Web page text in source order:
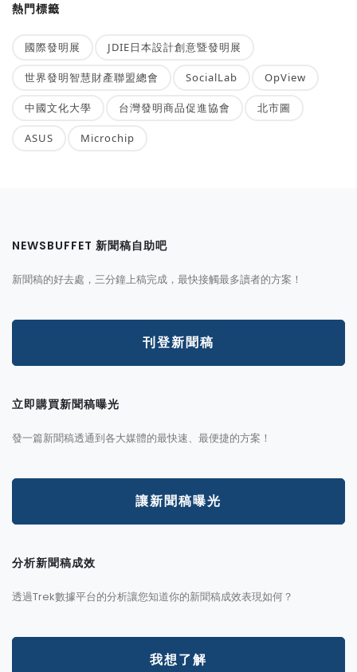
熱門標籤
國際發明展 JDIE日本設計創意暨發明展
世界發明智慧財產聯盟總會 SocialLab OpView
中國文化大學 台灣發明商品促進協會 北市圖
ASUS Microchip
NEWSBUFFET 新聞稿自助吧
新聞稿的好去處，三分鐘上稿完成，最快接觸最多讀者的方案！
刊登新聞稿
立即購買新聞稿曝光
發一篇新聞稿透通到各大媒體的最快速、最便捷的方案！
讓新聞稿曝光
分析新聞稿成效
透過Trek數據平台的分析讓您知道你的新聞稿成效表現如何？
我想了解